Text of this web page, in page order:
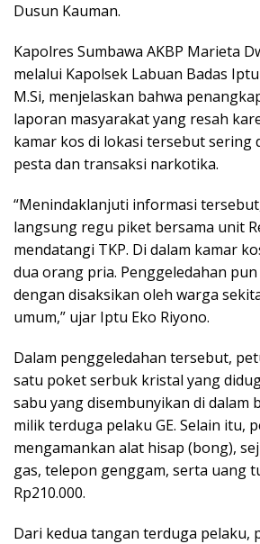
Dusun Kauman.
Kapolres Sumbawa AKBP Marieta
melalui Kapolsek Labuan Badas Iptu
M.Si, menjelaskan bahwa
laporan masyarakat yang resah
kamar kos di lokasi tersebut sering
pesta dan transaksi narkotika.
“Menindaklanjuti informasi
langsung regu piket bersama unit
mendatangi TKP. Di dalam kamar
dua orang pria. Penggeledahan
dengan disaksikan oleh warga
umum,” ujar Iptu Eko Riyono.
Dalam penggeledahan tersebut,
satu poket serbuk kristal yang
sabu yang disembunyikan di dalam
milik terduga pelaku GE. Selain itu,
mengamankan alat hisap (bong),
gas, telepon genggam, serta uang
Rp210.000.
Dari kedua tangan terduga pelaku,